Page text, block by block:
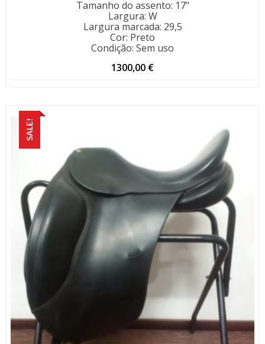
Tamanho do assento: 17"
Largura: W
Largura marcada: 29,5
Cor: Preto
Condição: Sem uso
1300,00 €
SALE!